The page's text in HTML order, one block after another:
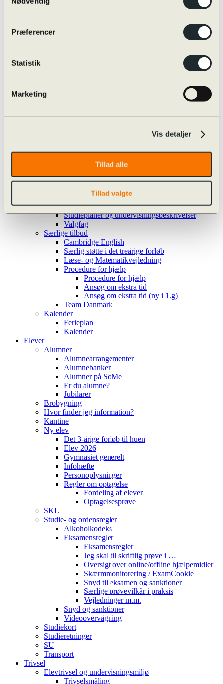
Præferencer
Statistik
Marketing
Vis detaljer
Tillad alle
Tillad valgte
Oversigt over online/offline hjælpemidler
Øvrige rejser
Nøgletal
Progression
Strategiplan
Studieretninger
Læreplaner
Skriftligt arbejde
Studieplaner og undervisningsbeskrivelser
Valgfag
Særlige tilbud
Cambridge English
Særlig støtte i det treårige forløb
Læse- og Matematikvejledning
Procedure for hjælp
Procedure for hjælp
Ansøg om ekstra tid
Ansøg om ekstra tid (ny i 1.g)
Team Danmark
Kalender
Ferieplan
Kalender
Elever
Alumner
Alumnearrangementer
Alumnebanken
Alumner på SoMe
Er du alumne?
Jubilarer
Brobygning
Hvor finder jeg information?
Kantine
Ny elev
Det 3-årige forløb til huen
Elev 2026
Gymnasiet generelt
Infohæfte
Personoplysninger
Regler om optagelse
Fordeling af elever
Optagelsesprøve
SKL
Studie- og ordensregler
Alkoholkodeks
Eksamensregler
Eksamensregler
Jeg skal til skriftlig prøve i …
Oversigt over online/offline hjælpemidler
Skærmmonitorering / ExamCookie
Snyd til eksamen og sanktioner
Særlige prøvevilkår i praksis
Vejledninger m.m.
Snyd og sanktioner
Videoovervågning
Studiekort
Studieretninger
SU
Transport
Trivsel
Elevtrivsel og undervisningsmiljø
Trivselsmåling